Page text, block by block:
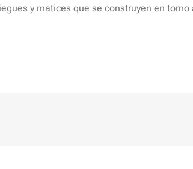
y matices que se construyen en torno